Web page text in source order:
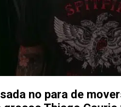
no para de